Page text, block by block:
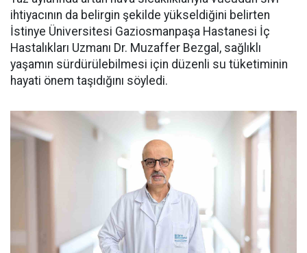
ihtiyacının da belirgin şekilde yükseldiğini belirten
İstinye Üniversitesi Gaziosmanpaşa Hastanesi İç
Hastalıkları Uzmanı Dr. Muzaffer Bezgal, sağlıklı
yaşamın sürdürülebilmesi için düzenli su tüketiminin
hayati önem taşıdığını söyledi.